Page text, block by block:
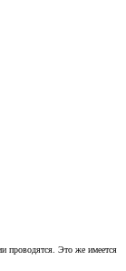
проводятся. Это же имеется